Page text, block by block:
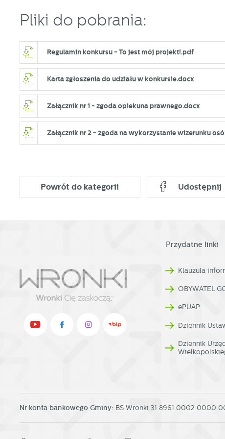
Pliki do pobrania:
Regulamin konkursu - To jest mój projekt!.pdf
Karta zgłoszenia do udziału w konkursie.docx
Załącznik nr 1 - zgoda opiekuna prawnego.docx
Załącznik nr 2 - zgoda na wykorzystanie wizerunku
Powrótdo kategorii Udostępnij
Przydatne linki
Klauzula
ePUAP
Dziennik
Dziennik
Nr konta bankowego Gminy: BS Wronki 31 8961 0002 0000